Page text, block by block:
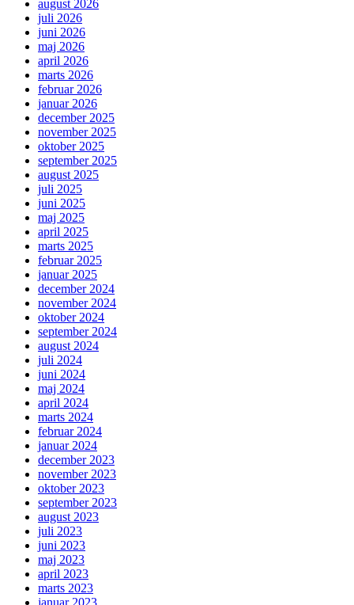
august 2026
juli 2026
juni 2026
maj 2026
april 2026
marts 2026
februar 2026
januar 2026
december 2025
november 2025
oktober 2025
september 2025
august 2025
juli 2025
juni 2025
maj 2025
april 2025
marts 2025
februar 2025
januar 2025
december 2024
november 2024
oktober 2024
september 2024
august 2024
juli 2024
juni 2024
maj 2024
april 2024
marts 2024
februar 2024
januar 2024
december 2023
november 2023
oktober 2023
september 2023
august 2023
juli 2023
juni 2023
maj 2023
april 2023
marts 2023
januar 2023